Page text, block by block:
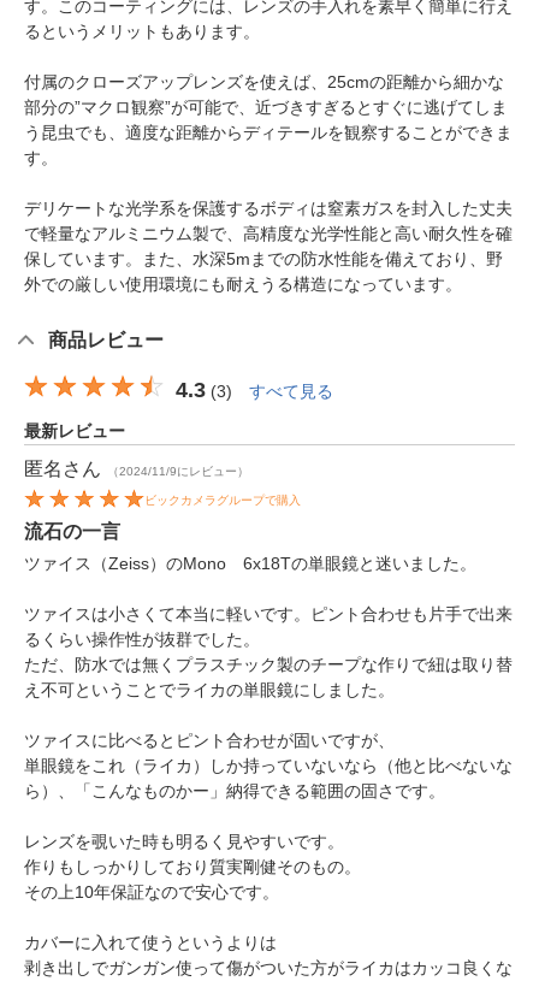
す。このコーティングには、レンズの手入れを素早く簡単に行え
るというメリットもあります。
付属のクローズアップレンズを使えば、25cmの距離から細かな
部分の”マクロ観察”が可能で、近づきすぎるとすぐに逃げてしま
う昆虫でも、適度な距離からディテールを観察することができま
す。
デリケートな光学系を保護するボディは窒素ガスを封入した丈夫
で軽量なアルミニウム製で、高精度な光学性能と高い耐久性を確
保しています。また、水深5mまでの防水性能を備えており、野
外での厳しい使用環境にも耐えうる構造になっています。
商品レビュー
4.3 (3) すべて見る
最新レビュー
匿名 さん （2024/11/9にレビュー）
ビックカメラグループで購入
流石の一言
ツァイス（Zeiss）のMono 6x18Tの単眼鏡と迷いました。
ツァイスは小さくて本当に軽いです。ピント合わせも片手で出来
るくらい操作性が抜群でした。
ただ、防水では無くプラスチック製のチープな作りで紐は取り替
え不可ということでライカの単眼鏡にしました。
ツァイスに比べるとピント合わせが固いですが、
単眼鏡をこれ（ライカ）しか持っていないなら（他と比べないな
ら）、「こんなものかー」納得できる範囲の固さです。
レンズを覗いた時も明るく見やすいです。
作りもしっかりしており質実剛健そのもの。
その上10年保証なので安心です。
カバーに入れて使うというよりは
剥き出しでガンガン使って傷がついた方がライカはカッコ良くな